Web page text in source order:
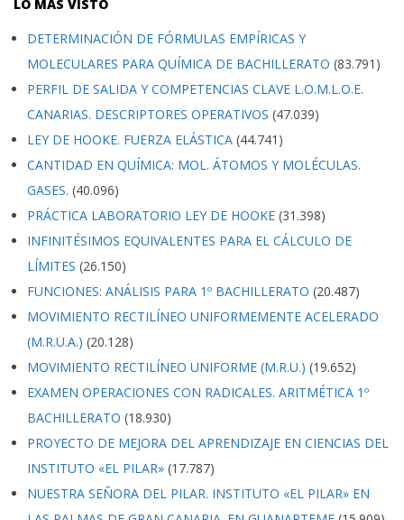
LO MÁS VISTO
DETERMINACIÓN DE FÓRMULAS EMPÍRICAS Y
MOLECULARES PARA QUÍMICA DE BACHILLERATO (83.791)
PERFIL DE SALIDA Y COMPETENCIAS CLAVE L.O.M.L.O.E.
CANARIAS. DESCRIPTORES OPERATIVOS (47.039)
LEY DE HOOKE. FUERZA ELÁSTICA (44.741)
CANTIDAD EN QUÍMICA: MOL. ÁTOMOS Y MOLÉCULAS.
GASES. (40.096)
PRÁCTICA LABORATORIO LEY DE HOOKE (31.398)
INFINITÉSIMOS EQUIVALENTES PARA EL CÁLCULO DE
LÍMITES (26.150)
FUNCIONES: ANÁLISIS PARA 1º BACHILLERATO (20.487)
MOVIMIENTO RECTILÍNEO UNIFORMEMENTE ACELERADO
(M.R.U.A.) (20.128)
MOVIMIENTO RECTILÍNEO UNIFORME (M.R.U.) (19.652)
EXAMEN OPERACIONES CON RADICALES. ARITMÉTICA 1º
BACHILLERATO (18.930)
PROYECTO DE MEJORA DEL APRENDIZAJE EN CIENCIAS DEL
INSTITUTO «EL PILAR» (17.787)
NUESTRA SEÑORA DEL PILAR. INSTITUTO «EL PILAR» EN